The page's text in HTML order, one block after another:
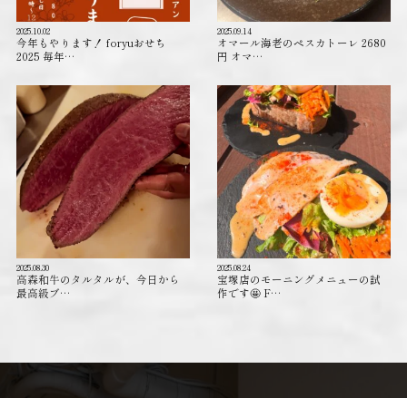
2025.10.02
今年もやります！ foryuおせち
2025 毎年…
2025.09.14
オマール海老のペスカトーレ 2680
円 オマ…
2025.08.30
高森和牛のタルタルが、今日から
最高級ブ…
2025.08.24
宝塚店のモーニングメニューの試
作です🤩 F…